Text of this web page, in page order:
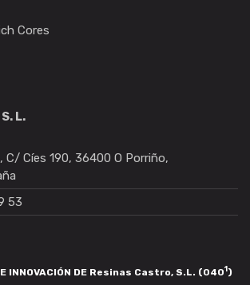
Cores
L.
C/ Cíes 190, 36400 O Porriño,
53
INNOVACIÓN DE Resinas Castro, S.L. (0401)